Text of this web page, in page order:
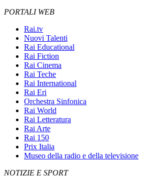
PORTALI WEB
Rai.tv
Nuovi Talenti
Rai Educational
Rai Fiction
Rai Cinema
Rai Teche
Rai International
Rai Eri
Orchestra Sinfonica
Rai World
Rai Letteratura
Rai Arte
Rai 150
Prix Italia
Museo della radio e della televisione
NOTIZIE E SPORT